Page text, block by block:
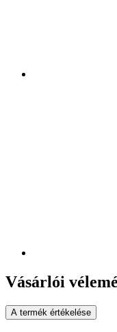
Vásárlói
A termék értékelése